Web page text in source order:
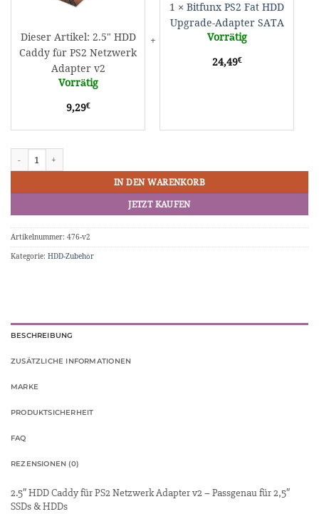
Netzwerk
Adapter
Dieser Artikel: 2.5" HDD
Caddy für PS2 Netzwerk
Adapter v2
Vorrätig
9,29€
HDD
Upgrade-
1 × Bitfunx PS2 Fat HDD
Upgrade-Adapter SATA
Vorrätig
24,49€
IN DEN WARENKORB
JETZT KAUFEN
Artikelnummer: 476-v2
Kategorie: HDD-Zubehör
BESCHREIBUNG
ZUSÄTZLICHE INFORMATIONEN
MARKE
PRODUKTSICHERHEIT
FAQ
REZENSIONEN (0)
2.5″ HDD Caddy für PS2 Netzwerk Adapter v2 – Passgenau für 2,5″
SSDs & HDDs